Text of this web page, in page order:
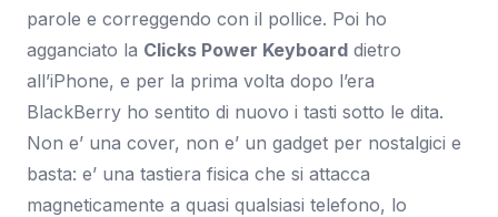
parole e correggendo con il pollice. Poi ho
agganciato la Clicks Power Keyboard dietro
all’iPhone, e per la prima volta dopo l’era
BlackBerry ho sentito di nuovo i tasti sotto le dita.
Non e’ una cover, non e’ un gadget per nostalgici e
basta: e’ una tastiera fisica che si attacca
magneticamente a quasi qualsiasi telefono, lo